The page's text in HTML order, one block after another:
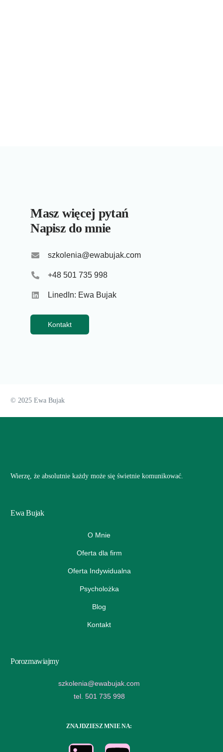
Masz więcej pytań
Napisz do mnie
szkolenia@ewabujak.com
+48 501 735 998
LinedIn: Ewa Bujak
Kontakt
© 2025 Ewa Bujak
Wierzę, że absolutnie każdy może się świetnie komunikować.
Ewa Bujak
O Mnie
Oferta dla firm
Oferta Indywidualna
Psycholożka
Blog
Kontakt
Porozmawiajmy
szkolenia@ewabujak.com
tel. 501 735 998
ZNAJDZIESZ MNIE NA: